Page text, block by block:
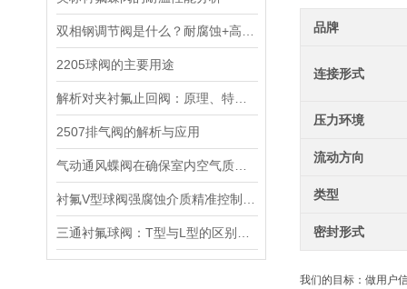
2205球阀的主要用途
2507排气阀的解析与应用
品牌
连接形式
压力环境
流动方向
类型
密封形式
我们的目标：做用户